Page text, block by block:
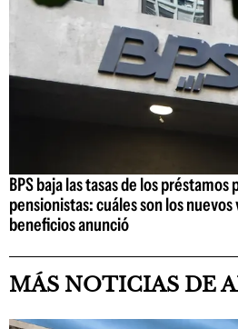
BPS baja las tasas de los préstamos
pensionistas: cuáles son los
beneficios anunció
MÁS NOTICIAS DE